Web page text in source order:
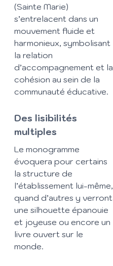
(Sainte Marie)
s’entrelacent dans un
mouvement fluide et
harmonieux, symbolisant
la relation
d’accompagnement et la
cohésion au sein de la
communauté éducative.
Des lisibilités
multiples
Le monogramme
évoquera pour certains
la structure de
l’établissement lui-même,
quand d’autres y verront
une silhouette épanouie
et joyeuse ou encore un
livre ouvert sur le
monde.